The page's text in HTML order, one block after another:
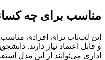
مناسب برای چه
این لپ‌تاپ برای افرادی
و قابل اعتماد نیاز دارند.
اداری می‌توانند از این مدل